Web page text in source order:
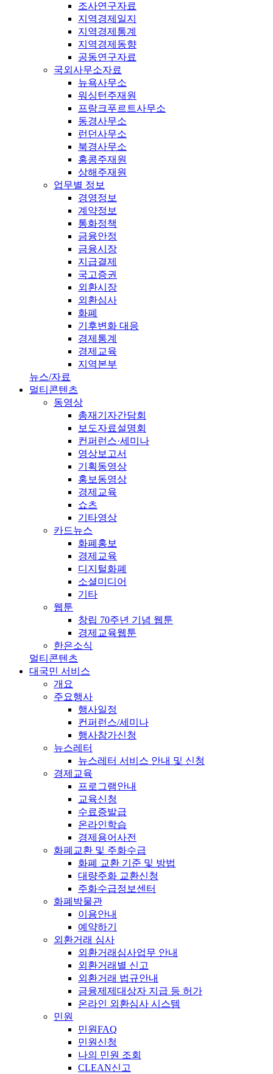
조사연구자료
지역경제일지
지역경제통계
지역경제동향
공동연구자료
국외사무소자료
뉴욕사무소
워싱턴주재원
프랑크푸르트사무소
동경사무소
런던사무소
북경사무소
홍콩주재원
상해주재원
업무별 정보
경영정보
계약정보
통화정책
금융안정
금융시장
지급결제
국고증권
외환시장
외환심사
화폐
기후변화 대응
경제통계
경제교육
지역본부
뉴스/자료
멀티콘텐츠
동영상
총재기자간담회
보도자료설명회
컨퍼런스·세미나
영상보고서
기획동영상
홍보동영상
경제교육
쇼츠
기타영상
카드뉴스
화폐홍보
경제교육
디지털화폐
소셜미디어
기타
웹툰
창립 70주년 기념 웹툰
경제교육웹툰
한은소식
멀티콘텐츠
대국민 서비스
개요
주요행사
행사일정
컨퍼런스/세미나
행사참가신청
뉴스레터
뉴스레터 서비스 안내 및 신청
경제교육
프로그램안내
교육신청
수료증발급
온라인학습
경제용어사전
화폐교환 및 주화수급
화폐 교환 기준 및 방법
대량주화 교환신청
주화수급정보센터
화폐박물관
이용안내
예약하기
외환거래 심사
외환거래심사업무 안내
외환거래별 신고
외환거래 법규안내
금융제제대상자 지급 등 허가
온라인 외환심사 시스템
민원
민원FAQ
민원신청
나의 민원 조회
CLEAN신고